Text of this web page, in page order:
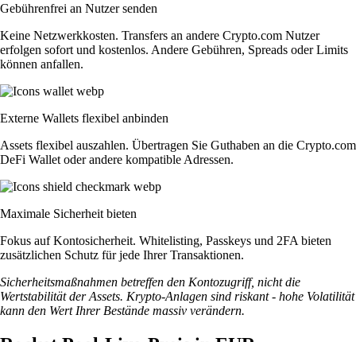
Gebührenfrei an Nutzer senden
Keine Netzwerkkosten. Transfers an andere Crypto.com Nutzer
erfolgen sofort und kostenlos. Andere Gebühren, Spreads oder Limits
können anfallen.
Externe Wallets flexibel anbinden
Assets flexibel auszahlen. Übertragen Sie Guthaben an die Crypto.com
DeFi Wallet oder andere kompatible Adressen.
Maximale Sicherheit bieten
Fokus auf Kontosicherheit. Whitelisting, Passkeys und 2FA bieten
zusätzlichen Schutz für jede Ihrer Transaktionen.
Sicherheitsmaßnahmen betreffen den Kontozugriff, nicht die
Wertstabilität der Assets. Krypto-Anlagen sind riskant - hohe Volatilität
kann den Wert Ihrer Bestände massiv verändern.